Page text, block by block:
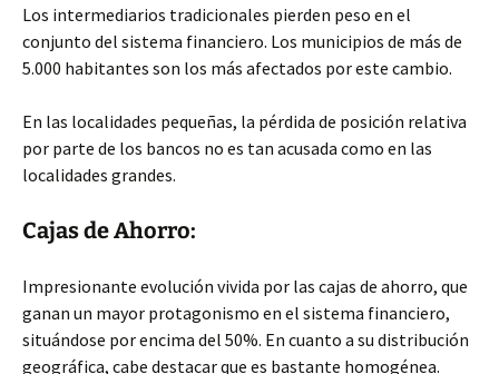
Los intermediarios tradicionales pierden peso en el
conjunto del sistema financiero. Los municipios de más de
5.000 habitantes son los más afectados por este cambio.
En las localidades pequeñas, la pérdida de posición relativa
por parte de los bancos no es tan acusada como en las
localidades grandes.
Cajas de Ahorro:
Impresionante evolución vivida por las cajas de ahorro, que
ganan un mayor protagonismo en el sistema financiero,
situándose por encima del 50%. En cuanto a su distribución
geográfica, cabe destacar que es bastante homogénea.